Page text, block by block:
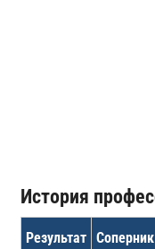
История
Результат Соперник